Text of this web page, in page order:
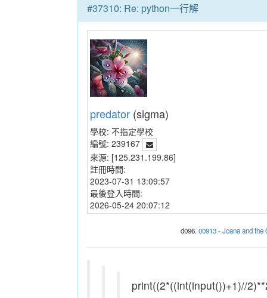
#37310: Re: python一行解
predator (sigma)
學校: 不指定學校
編號: 239167
來源: [125.231.199.86]
註冊時間:
2023-07-31 13:09:57
最後登入時間:
2026-05-24 20:07:12
d096.00913 - Joana and the
print((2*((int(input())+1)//